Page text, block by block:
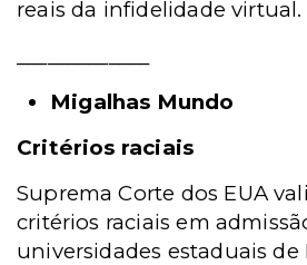
reais da infidelidade virtual.
Migalhas Mundo
Critérios raciais
Suprema Corte dos EUA
critérios raciais em
universidades estaduais